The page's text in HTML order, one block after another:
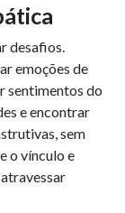
desafios.
emoções de
sentimentos do
e encontrar
sem
o vínculo e